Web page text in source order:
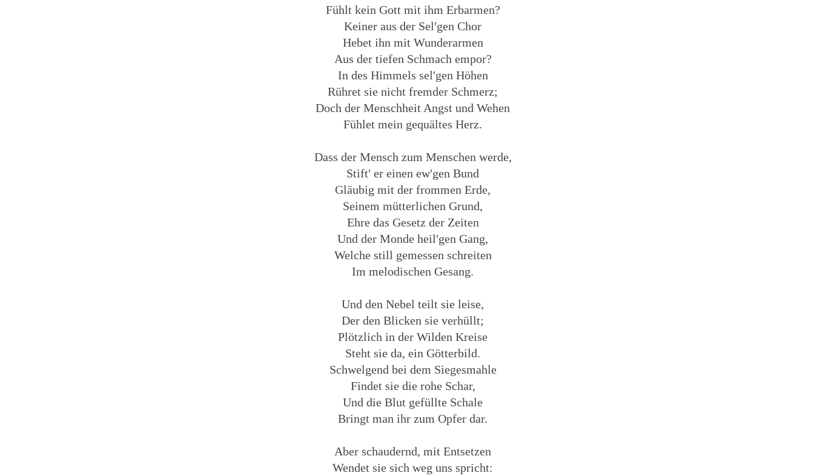
Fühlt kein Gott mit ihm Erbarmen?
Keiner aus der Sel′gen Chor
Hebet ihn mit Wunderarmen
Aus der tiefen Schmach empor?
In des Himmels sel′gen Höhen
Rühret sie nicht fremder Schmerz;
Doch der Menschheit Angst und Wehen
Fühlet mein gequältes Herz.
Dass der Mensch zum Menschen werde,
Stift′ er einen ew′gen Bund
Gläubig mit der frommen Erde,
Seinem mütterlichen Grund,
Ehre das Gesetz der Zeiten
Und der Monde heil′gen Gang,
Welche still gemessen schreiten
Im melodischen Gesang.
Und den Nebel teilt sie leise,
Der den Blicken sie verhüllt;
Plötzlich in der Wilden Kreise
Steht sie da, ein Götterbild.
Schwelgend bei dem Siegesmahle
Findet sie die rohe Schar,
Und die Blut gefüllte Schale
Bringt man ihr zum Opfer dar.
Aber schaudernd, mit Entsetzen
Wendet sie sich weg uns spricht: